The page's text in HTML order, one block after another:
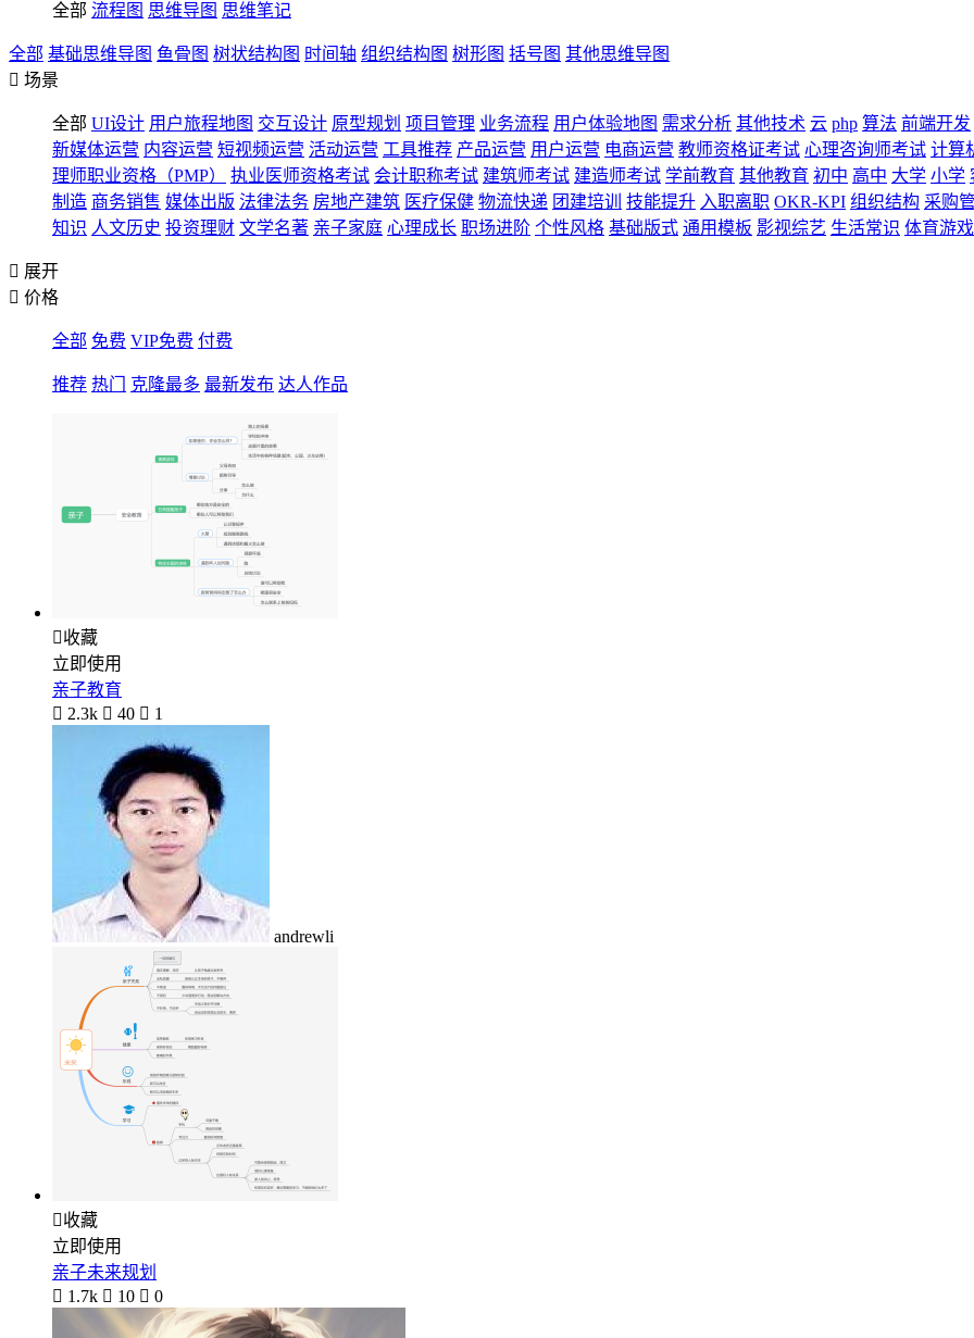
全部 流程图 思维导图 思维笔记
全部 基础思维导图 鱼骨图 树状结构图 时间轴 组织结构图 树形图 括号图 其他思维导图
 场景
全部 UI设计 用户旅程地图 交互设计 原型规划 项目管理 业务流程 用户体验地图 需求分析 其他技术 云 php 算法 前端开发
新媒体运营 内容运营 短视频运营 活动运营 工具推荐 产品运营 用户运营 电商运营 教师资格证考试 心理咨询师考试 计算
理师职业资格（PMP）
执业医师资格考试 会计职称考试 建筑师考试 建造师考试 学前教育 其他教育 初中 高中 大学 小学
制造 商务销售 媒体出版 法律法务 房地产建筑 医疗保健 物流快递 团建培训 技能提升 入职离职 OKR-KPI 组织结构 采购
知识 人文历史 投资理财 文学名著 亲子家庭 心理成长 职场进阶 个性风格 基础版式 通用模板 影视综艺 生活常识 体育游戏
 展开
 价格
全部 免费 VIP免费 付费
推荐 热门 克隆最多 最新发布 达人作品
收藏
立即使用
亲子教育
 2.3k  40  1
andrewli
收藏
立即使用
亲子未来规划
 1.7k  10  0